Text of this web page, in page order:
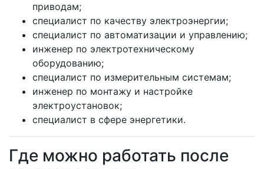
приводам;
специалист по качеству электроэнергии;
специалист по автоматизации и управлению;
инженер по электротехническому
оборудованию;
специалист по измерительным системам;
инженер по монтажу и настройке
электроустановок;
специалист в сфере энергетики.
Где можно работать после